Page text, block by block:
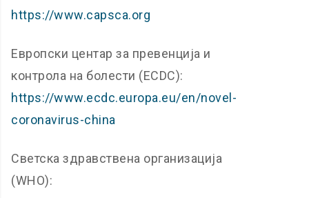
https://www.capsca.org
Европски центар за превенција и
контрола на болести (ECDC):
https://www.ecdc.europa.eu/en/novel-
coronavirus-china
Светска здравствена организација
(WHO):